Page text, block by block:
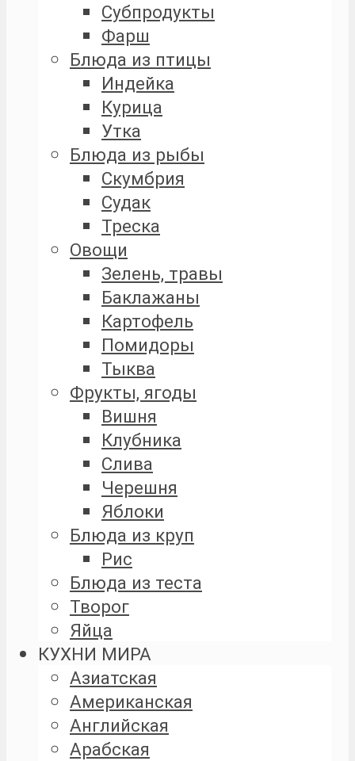
Субпродукты
Фарш
Блюда из птицы
Индейка
Курица
Утка
Блюда из рыбы
Скумбрия
Судак
Треска
Овощи
Зелень, травы
Баклажаны
Картофель
Помидоры
Тыква
Фрукты, ягоды
Вишня
Клубника
Слива
Черешня
Яблоки
Блюда из круп
Рис
Блюда из теста
Творог
Яйца
КУХНИ МИРА
Азиатская
Американская
Английская
Арабская